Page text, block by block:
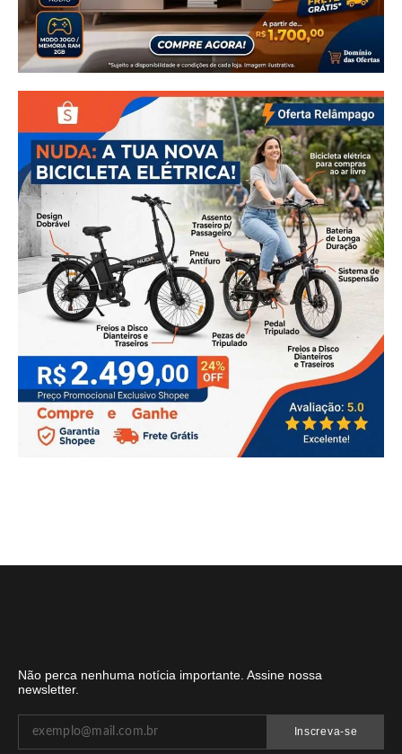
Não perca nenhuma notícia importante. Assine nossa
newsletter.
Inscreva-se